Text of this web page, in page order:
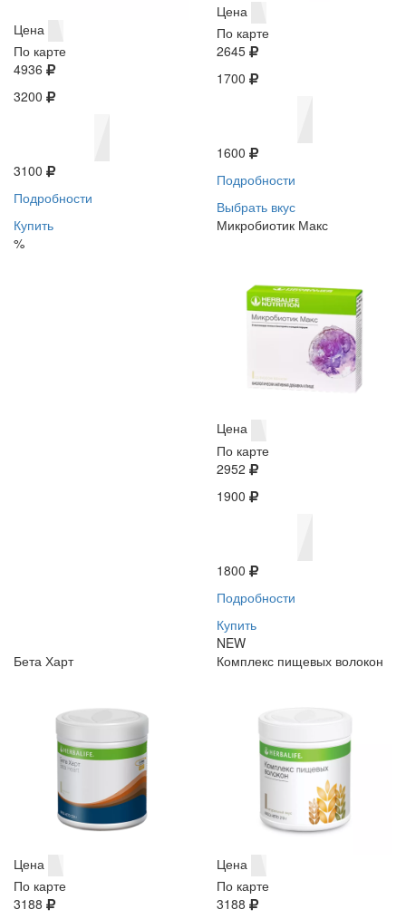
Цена
По карте
4936
3200
3100
Подробности
Купить
%
Цена
По карте
2645
1700
1600
Подробности
Выбрать вкус
Микробиотик Макс
Цена
По карте
2952
1900
1800
Подробности
Купить
NEW
Бета Харт
Цена
По карте
3188
Комплекс пищевых волокон
Цена
По карте
3188